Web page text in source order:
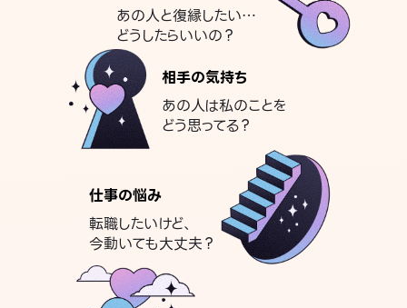
あの人と復縁したい…
どうしたらいいの？
相手の気持ち
あの人は私のことを
どう思ってる？
仕事の悩み
転職したいけど、
今動いても大丈夫？